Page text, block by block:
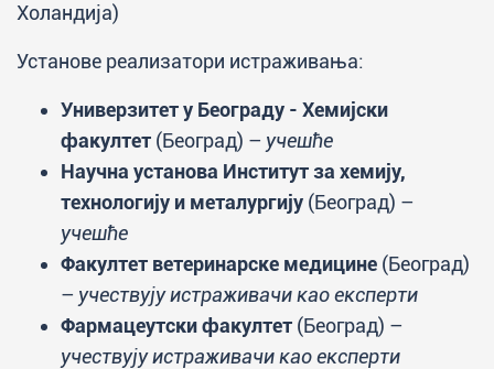
Холандија)
Установе реализатори истраживања:
Универзитет у Београду - Хемијски
факултет (Београд) – учешће
Научна установа Институт за хемију,
технологију и металургију (Београд) –
учешће
Факултет ветеринарске медицине (Београд)
– учествују истраживачи као експерти
Фармацеутски факултет (Београд) –
учествују истраживачи као експерти